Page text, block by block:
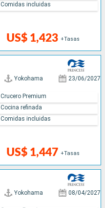
US$ 1,423 +Tasas
Comidas incluidas
Yokohama 23/06/2027
US$ 1,447 +Tasas
Crucero Premium
Cocina refinada
Comidas incluidas
Yokohama 08/04/2027